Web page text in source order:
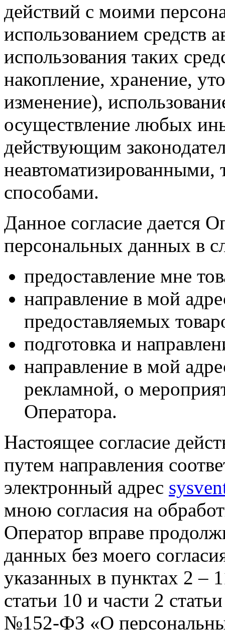
действий с моими
использованием средств
использования таких
накопление, хранение,
изменение),
осуществление любых
действующим
неавтоматизированными,
способами.
Данное согласие дается
персональных данных в
предоставление мне
направление в мой
предоставляемых
подготовка и
направление в мой
рекламной, о
Оператора.
Настоящее согласие
путем направления
электронный адрес
мною согласия на
Оператор вправе
данных без моего
указанных в пунктах 2 –
статьи 10 и части 2
№152-ФЗ «О